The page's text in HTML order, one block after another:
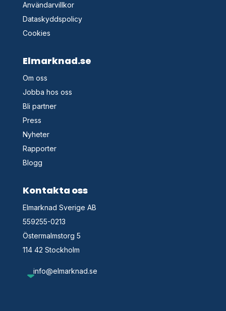
Användarvillkor
Dataskyddspolicy
Cookies
Elmarknad.se
Om oss
Jobba hos oss
Bli partner
Press
Nyheter
Rapporter
Blogg
Kontakta oss
Elmarknad Sverige AB
559255-0213
Östermalmstorg 5
114 42 Stockholm
info@elmarknad.se